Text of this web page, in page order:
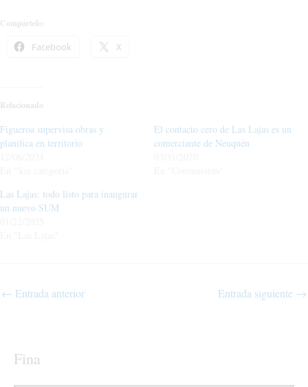
Compártelo:
Facebook X
Relacionado
Figueroa supervisa obras y
planifica en territorio
El contacto cero de Las Lajas es un
comerciante de Neuquén
Las Lajas: todo listo para inaugurar
un nuevo SUM
← Entrada anterior Entrada siguiente →
Fina